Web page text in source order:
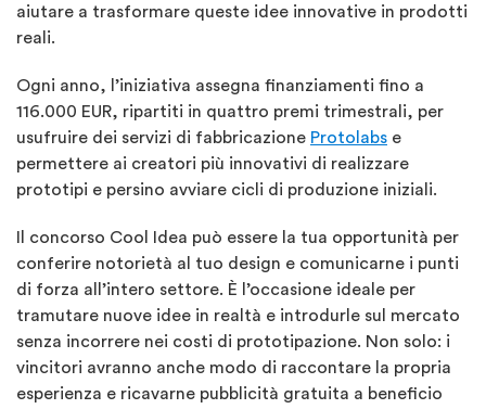
aiutare a trasformare queste idee innovative in prodotti
reali.
Ogni anno, l’iniziativa assegna finanziamenti fino a
116.000 EUR, ripartiti in quattro premi trimestrali, per
usufruire dei servizi di fabbricazione Protolabs e
permettere ai creatori più innovativi di realizzare
prototipi e persino avviare cicli di produzione iniziali.
Il concorso Cool Idea può essere la tua opportunità per
conferire notorietà al tuo design e comunicarne i punti
di forza all’intero settore. È l’occasione ideale per
tramutare nuove idee in realtà e introdurle sul mercato
senza incorrere nei costi di prototipazione. Non solo: i
vincitori avranno anche modo di raccontare la propria
esperienza e ricavarne pubblicità gratuita a beneficio